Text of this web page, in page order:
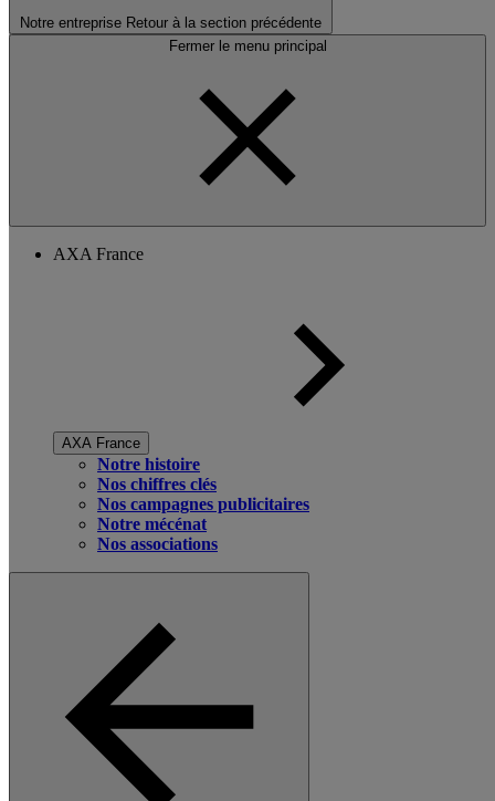
Notre entreprise Retour à la section précédente
Fermer le menu principal
AXA France
AXA France
Notre histoire
Nos chiffres clés
Nos campagnes publicitaires
Notre mécénat
Nos associations